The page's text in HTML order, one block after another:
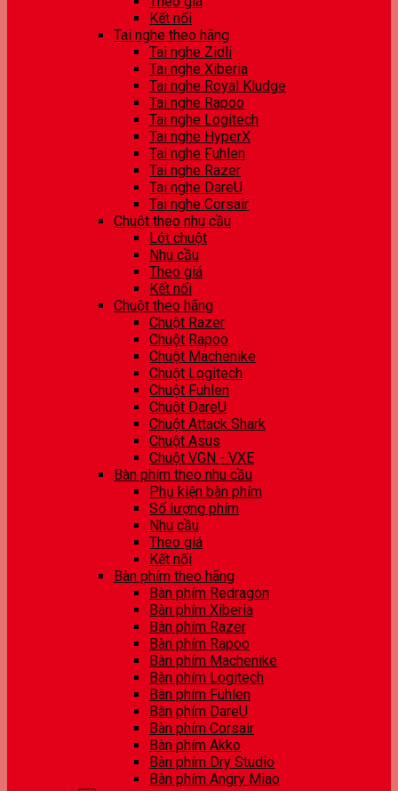
Kết nối
Tai nghe theo hãng
Tai nghe Zidli
Tai nghe Xiberia
Tai nghe Royal Kludge
Tai nghe Rapoo
Tai nghe Logitech
Tai nghe HyperX
Tai nghe Fuhlen
Tai nghe Razer
Tai nghe DareU
Tai nghe Corsair
Chuột theo nhu cầu
Lót chuột
Nhu cầu
Theo giá
Kết nối
Chuột theo hãng
Chuột Razer
Chuột Rapoo
Chuột Machenike
Chuột Logitech
Chuột Fuhlen
Chuột DareU
Chuột Attack Shark
Chuột Asus
Chuột VGN - VXE
Bàn phím theo nhu cầu
Phụ kiện bàn phím
Số lượng phím
Nhu cầu
Theo giá
Kết nối
Bàn phím theo hãng
Bàn phím Redragon
Bàn phím Xiberia
Bàn phím Razer
Bàn phím Rapoo
Bàn phím Machenike
Bàn phím Logitech
Bàn phím Fuhlen
Bàn phím DareU
Bàn phím Corsair
Bàn phím Akko
Bàn phím Dry Studio
Bàn phím Angry Miao